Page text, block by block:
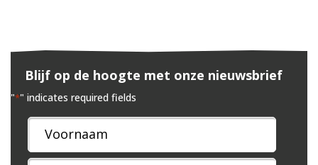
Blijf op de hoogte met onze nieuwsbrief
"*" indicates required fields
Naam
*